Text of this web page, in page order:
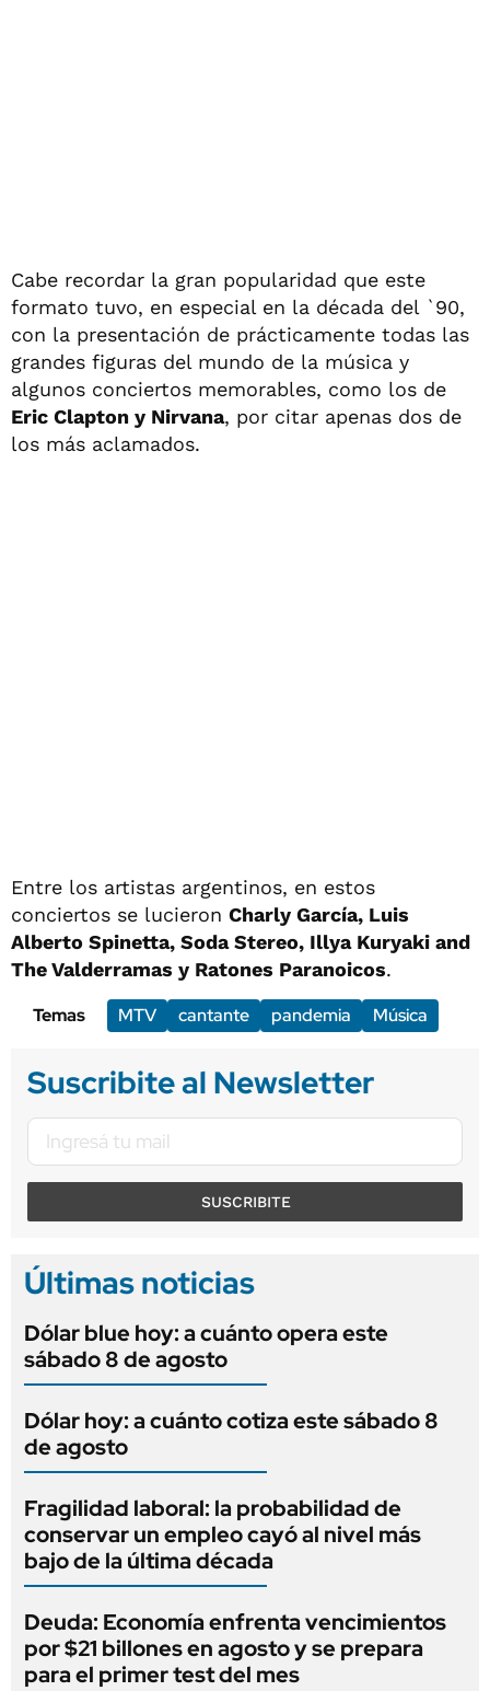
Cabe recordar la gran popularidad que este
formato tuvo, en especial en la década del `90,
con la presentación de prácticamente todas las
grandes figuras del mundo de la música y
algunos conciertos memorables, como los de
Eric Clapton y Nirvana, por citar apenas dos de
los más aclamados.
Entre los artistas argentinos, en estos
conciertos se lucieron Charly García, Luis
Alberto Spinetta, Soda Stereo, Illya Kuryaki and
The Valderramas y Ratones Paranoicos.
Temas
MTV cantante pandemia Música
Suscribite al Newsletter
SUSCRIBITE
Últimas noticias
Dólar blue hoy: a cuánto opera este
sábado 8 de agosto
Dólar hoy: a cuánto cotiza este sábado 8
de agosto
Fragilidad laboral: la probabilidad de
conservar un empleo cayó al nivel más
bajo de la última década
Deuda: Economía enfrenta vencimientos
por $21 billones en agosto y se prepara
para el primer test del mes